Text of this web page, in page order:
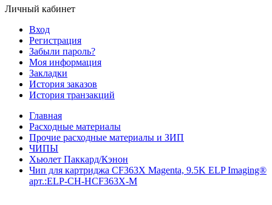
Личный кабинет
Вход
Регистрация
Забыли пароль?
Моя информация
Закладки
История заказов
История транзакций
Главная
Расходные материалы
Прочие расходные материалы и ЗИП
ЧИПЫ
Хьюлет Паккард/Кэнон
Чип для картриджа CF363X Magenta, 9.5K ELP Imaging®
арт.:ELP-CH-HCF363X-M